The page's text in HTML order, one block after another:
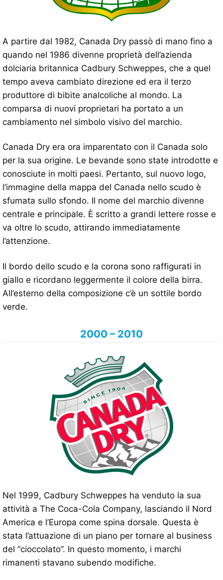
A partire dal 1982, Canada Dry passò di mano fino a
quando nel 1986 divenne proprietà dell’azienda
dolciaria britannica Cadbury Schweppes, che a quel
tempo aveva cambiato direzione ed era il terzo
produttore di bibite analcoliche al mondo. La
comparsa di nuovi proprietari ha portato a un
cambiamento nel simbolo visivo del marchio.
Canada Dry era ora imparentato con il Canada solo
per la sua origine. Le bevande sono state introdotte e
conosciute in molti paesi. Pertanto, sul nuovo logo,
l’immagine della mappa del Canada nello scudo è
sfumata sullo sfondo. Il nome del marchio divenne
centrale e principale. È scritto a grandi lettere rosse e
va oltre lo scudo, attirando immediatamente
l’attenzione.
Il bordo dello scudo e la corona sono raffigurati in
giallo e ricordano leggermente il colore della birra.
All’esterno della composizione c’è un sottile bordo
verde.
2000 – 2010
Nel 1999, Cadbury Schweppes ha venduto la sua
attività a The Coca-Cola Company, lasciando il Nord
America e l’Europa come spina dorsale. Questa è
stata l’attuazione di un piano per tornare al business
del “cioccolato”. In questo momento, i marchi
rimanenti stavano subendo modifiche.